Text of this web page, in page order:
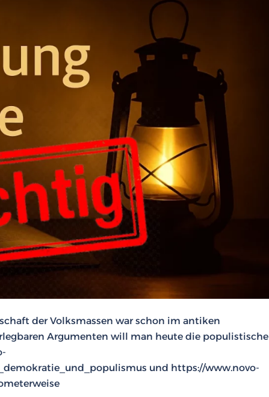
der Volksmassen war schon im antiken
Argumenten will man heute die populistische
und https://www.novo-